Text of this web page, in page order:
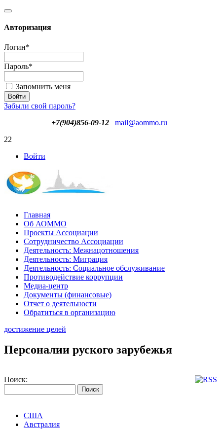
Авторизация
Логин*
Пароль*
Запомнить меня
Забыли свой пароль?
+7(904)856-09-12
mail@aommo.ru
22
Войти
Главная
Об АОММО
Проекты Ассоциации
Сотрудничество Ассоциации
Деятельность: Межнацотношения
Деятельность: Миграция
Деятельность: Социальное обслуживание
Противодействие коррупции
Медиа-центр
Документы (финансовые)
Отчет о деятельности
Обратиться в организацию
достижение целей
Персоналии руского зарубежья
Поиск:
США
Австралия